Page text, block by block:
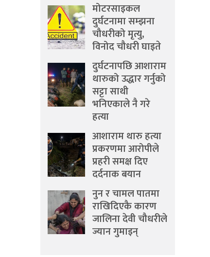
मोटरसाइकल
दुर्घटनामा सम्झना
चौधरीको मृत्यु,
विनोद चौधरी घाइते
दुर्घटनापछि आशाराम
थारुको उद्धार गर्नुको
सट्टा साथी
भनिएकाले नै गरे
हत्या
आशाराम थारु हत्या
प्रकरणमा आरोपीले
प्रहरी समक्ष दिए
दर्दनाक बयान
नुन र चामल पातमा
राखिदिएकै कारण
जालिना देवी चौधरीले
ज्यान गुमाइन्